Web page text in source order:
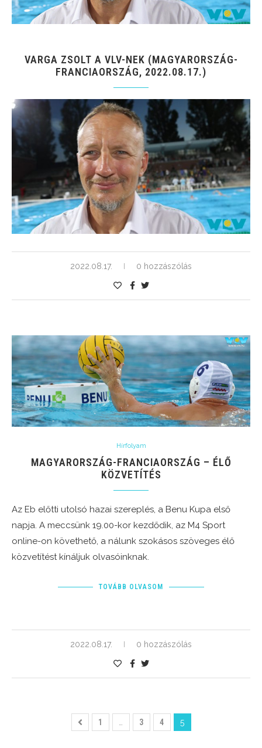
VARGA ZSOLT A VLV-NEK (MAGYARORSZÁG-
FRANCIAORSZÁG, 2022.08.17.)
2022.08.17. 0 hozzászólás
Hírfolyam
MAGYARORSZÁG-FRANCIAORSZÁG – ÉLŐ
KÖZVETÍTÉS
Az Eb előtti utolsó hazai szereplés, a Benu Kupa első
napja. A meccsünk 19.00-kor kezdődik, az M4 Sport
online-on követhető, a nálunk szokásos szöveges élő
közvetítést kínáljuk olvasóinknak.
TOVÁBB OLVASOM
2022.08.17. 0 hozzászólás
1 3 4 5